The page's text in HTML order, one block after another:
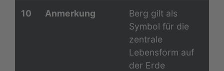
10 Anmerkung
Berg gilt als
Symbol für die
zentrale
Lebensform auf
der Erde